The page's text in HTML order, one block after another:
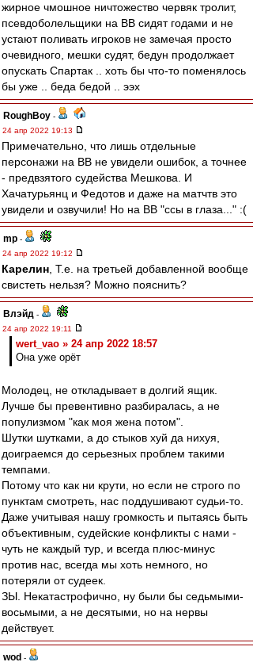
жирное чмошное ничтожество червяк тролит,
псевдоболельщики на ВВ сидят годами и не
устают поливать игроков не замечая просто
очевидного, мешки судят, бедун продолжает
опускать Спартак .. хоть бы что-то поменялось
бы уже .. беда бедой .. ээх
RoughBoy -
24 апр 2022 19:13
Примечательно, что лишь отдельные
персонажи на ВВ не увидели ошибок, а точнее
- предвзятого судейства Мешкова. И
Хачатурьянц и Федотов и даже на матчтв это
увидели и озвучили! Но на ВВ "ссы в глаза..." :(
mp -
24 апр 2022 19:12
Карелин , Т.е. на третьей добавленной вообще
свистеть нельзя? Можно пояснить?
Влэйд -
24 апр 2022 19:11
wert_vao » 24 апр 2022 18:57
Она уже орёт
Молодец, не откладывает в долгий ящик.
Лучше бы превентивно разбиралась, а не
популизмом "как моя жена потом".
Шутки шутками, а до стыков хуй да нихуя,
доиграемся до серьезных проблем такими
темпами.
Потому что как ни крути, но если не строго по
пунктам смотреть, нас поддушивают судьи-то.
Даже учитывая нашу громкость и пытаясь быть
объективным, судейские конфликты с нами -
чуть не каждый тур, и всегда плюс-минус
против нас, всегда мы хоть немного, но
потеряли от судеек.
ЗЫ. Некатастрофично, ну были бы седьмыми-
восьмыми, а не десятыми, но на нервы
действует.
wod -